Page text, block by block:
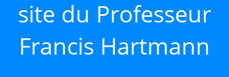
site du Professeur
Francis Hartmann